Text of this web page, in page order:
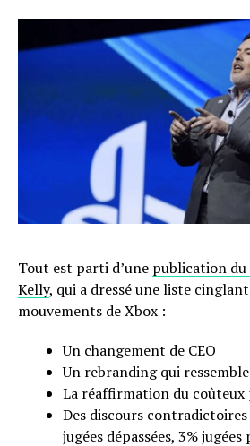
Tout est parti d’une publication
Kelly, qui a dressé une liste
mouvements de Xbox :
Un changement de CEO
Un rebranding qui
La réaffirmation du
Des discours
jugées dépassées, 3%